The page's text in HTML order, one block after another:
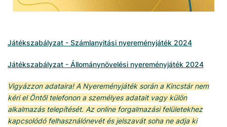
Játékszabályzat - Számlanyitási nyereményjáték 2024
Játékszabályzat - Állománynövelési nyereményjáték 2024
Vigyázzon adataira! A Nyereményjáték során a Kincstár nem
kéri el Öntől telefonon a személyes adatait vagy külön
alkalmazás telepítését. Az online forgalmazási felületekhez
kapcsolódó felhasználónevét és jelszavát soha ne adja ki